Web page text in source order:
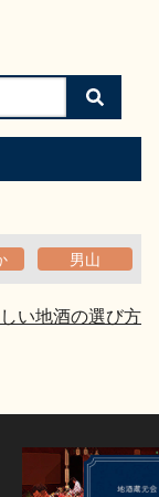
検
索
す
男山
い地酒の選び方